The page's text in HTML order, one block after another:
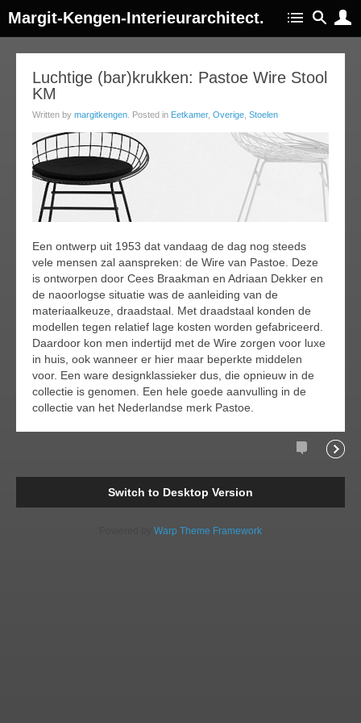
Margit-Kengen-Interieurarchitect.
Luchtige (bar)krukken: Pastoe Wire Stool
KM
Written by margitkengen . Posted in Eetkamer, Overige Stoelen
Een ontwerp uit 1953 dat vandaag de dag nog steeds
vele mensen zal aanspreken: de Wire van Pastoe. Deze
is ontworpen door Cees Braakman en Adriaan Dekker en
de naoorlogse situatie was de aanleiding van de
materiaalkeuze, draadstaal. Met draadstaal konden de
modellen tegen relatief lage kosten worden gefabriceerd.
Daardoor kon men indertijd met de Wire zorgen voor luxe
in huis, ook wanneer er hier maar beperkte middelen
voor. Een ware designklassieker dus, die opnieuw in de
collectie is genomen. Een hele goede aanvulling in de
collectie van het Nederlandse merk Pastoe.
Comments
Switch to Desktop Version
Warp Theme Framework